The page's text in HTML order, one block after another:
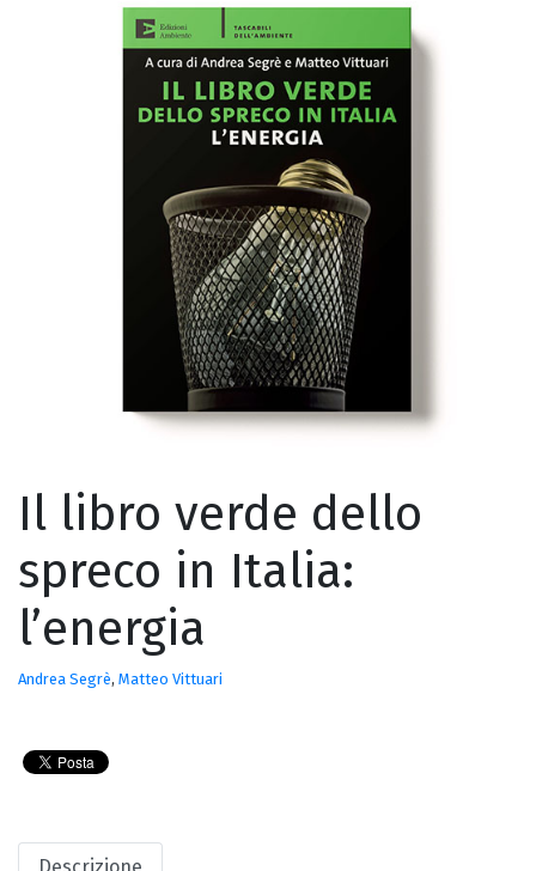
Il libro verde dello
spreco in Italia:
l’energia
Andrea Segrè, Matteo Vittuari